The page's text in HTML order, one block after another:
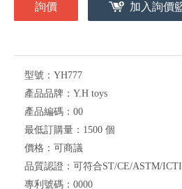
詢價 加入詢價
型號： YH777
產品品牌： Y.H toys
產品編碼： 00
最低訂購量： 1500 個
價格： 可商議
品質認證： 可符合ST/CE/ASTM/ICTI
專利號碼： 0000